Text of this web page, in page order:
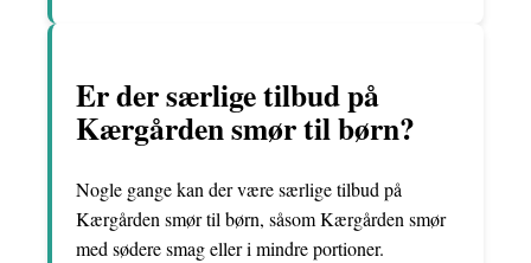
Er der særlige tilbud på
Kærgården smør til børn?
Nogle gange kan der være særlige tilbud på
Kærgården smør til børn, såsom Kærgården smør
med sødere smag eller i mindre portioner.